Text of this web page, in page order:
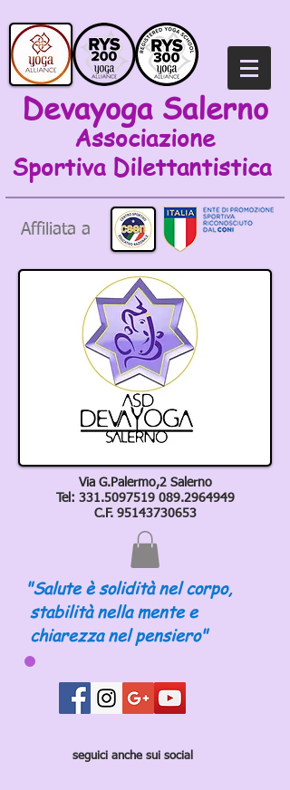
Devayoga Salerno
Associazione
Sportiva Dilettantistica
Affiliata a
Via G.Palermo,2 Salerno
Tel: 331.5097519 089.2964949
C.F. 95143730653
"Salute è solidità nel corpo,
stabilità nella mente e
chiarezza nel pensiero"
seguici anche sui social